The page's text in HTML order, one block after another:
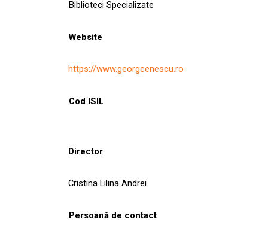
Biblioteci Specializate
Website
https://www.georgeenescu.ro
Cod ISIL
Director
Cristina Lilina Andrei
Persoană de contact